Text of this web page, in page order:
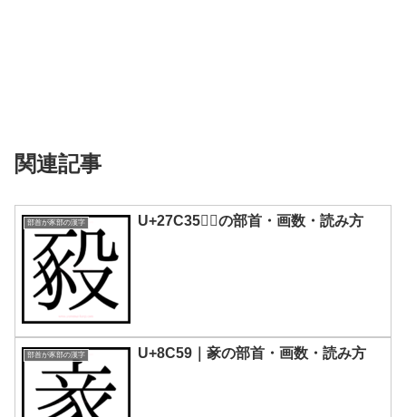
関連記事
部首が豕部の漢字 U+27C35｜𧰵の部首・画数・読み方
部首が豕部の漢字 U+8C59｜豙の部首・画数・読み方